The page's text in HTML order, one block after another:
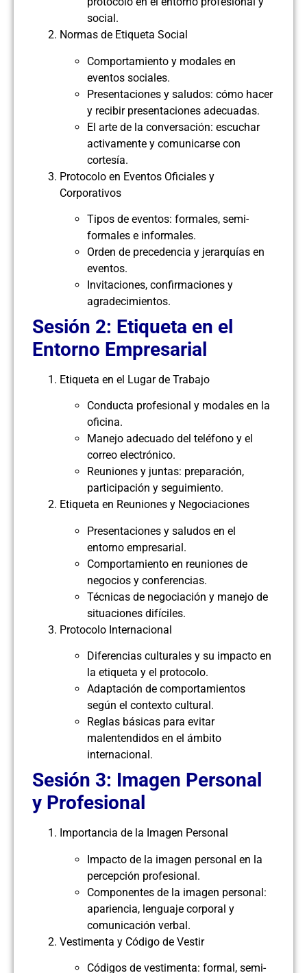
social.
Normas de Etiqueta Social
Comportamiento y modales en
eventos sociales.
Presentaciones y saludos: cómo hacer
y recibir presentaciones adecuadas.
El arte de la conversación: escuchar
activamente y comunicarse con
cortesía.
Protocolo en Eventos Oficiales y
Corporativos
Tipos de eventos: formales, semi-
formales e informales.
Orden de precedencia y jerarquías en
eventos.
Invitaciones, confirmaciones y
agradecimientos.
Sesión 2: Etiqueta en el
Entorno Empresarial
Etiqueta en el Lugar de Trabajo
Conducta profesional y modales en la
oficina.
Manejo adecuado del teléfono y el
correo electrónico.
Reuniones y juntas: preparación,
participación y seguimiento.
Etiqueta en Reuniones y Negociaciones
Presentaciones y saludos en el
entorno empresarial.
Comportamiento en reuniones de
negocios y conferencias.
Técnicas de negociación y manejo de
situaciones difíciles.
Protocolo Internacional
Diferencias culturales y su impacto en
la etiqueta y el protocolo.
Adaptación de comportamientos
según el contexto cultural.
Reglas básicas para evitar
malentendidos en el ámbito
internacional.
Sesión 3: Imagen Personal
y Profesional
Importancia de la Imagen Personal
Impacto de la imagen personal en la
percepción profesional.
Componentes de la imagen personal:
apariencia, lenguaje corporal y
comunicación verbal.
Vestimenta y Código de Vestir
Códigos de vestimenta: formal, semi-